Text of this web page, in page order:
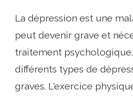
La dépression est une
peut devenir grave et
traitement
différents types de
graves. L'exercice